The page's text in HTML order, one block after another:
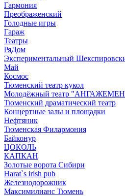
Гармония
Преображенский
Голодные игры
Гараж
Театры
РяДом
Экспериментальный
Май
Космос
Тюменский театр кукол
Молодёжный театр
Тюменский драматический театр
Концертные залы и площадки
Нефтяник
Тюменская Филармония
Байконур
ЦОКОЛЬ
КАПКАН
Золотые ворота Сибири
Harat`s irish pub
Железнодорожник
Максимилианс Тюмень